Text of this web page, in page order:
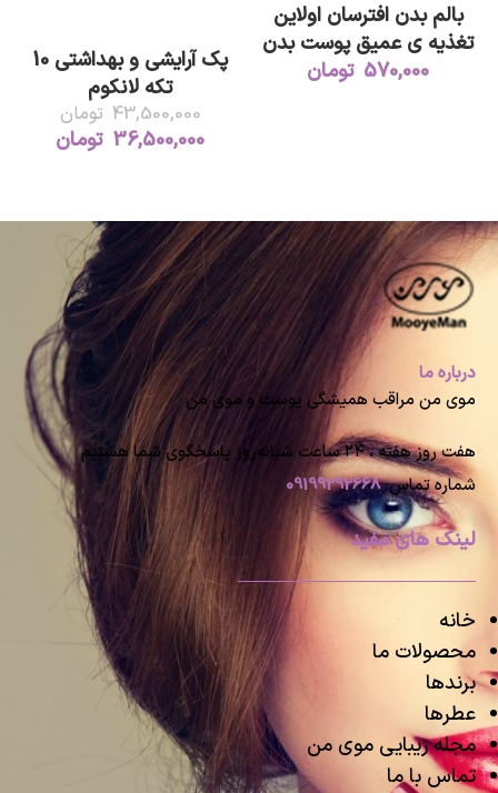
بالم بدن افترسان اولاین
تغذیه ی عمیق پوست بدن
570,000 تومان
پک آرایشی و بهداشتی 10
تکه لانکوم
43,500,000 تومان
36,500,000 تومان
درباره ما
موی من مراقب همیشگی پوست و موی من
هفت روز هفته ، ۲۴ ساعت شبانه‌روز پاسخگوی شما هستیم
شماره تماس:09199292668
لینک های مفید
خانه
محصولات ما
برندها
عطرها
مجله زیبایی موی من
تماس با ما